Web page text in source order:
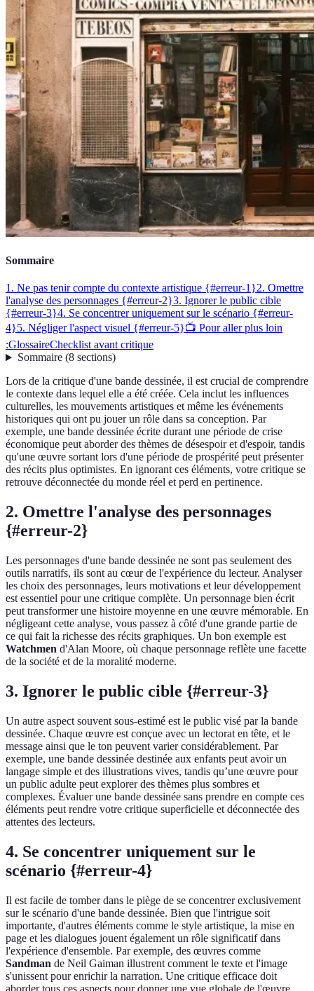
Sommaire
1. Ne pas tenir compte du contexte artistique {#erreur-1}2. Omettre
l'analyse des personnages {#erreur-2}3. Ignorer le public cible
{#erreur-3}4. Se concentrer uniquement sur le scénario {#erreur-
4}5. Négliger l'aspect visuel {#erreur-5}📺 Pour aller plus loin
:GlossaireChecklist avant critique
Sommaire(8 sections)
Lors de la critique d'une bande dessinée, il est crucial de comprendre
le contexte dans lequel elle a été créée. Cela inclut les influences
culturelles, les mouvements artistiques et même les événements
historiques qui ont pu jouer un rôle dans sa conception. Par
exemple, une bande dessinée écrite durant une période de crise
économique peut aborder des thèmes de désespoir et d'espoir, tandis
qu'une œuvre sortant lors d'une période de prospérité peut présenter
des récits plus optimistes. En ignorant ces éléments, votre critique se
retrouve déconnectée du monde réel et perd en pertinence.
2. Omettre l'analyse des personnages
{#erreur-2}
Les personnages d'une bande dessinée ne sont pas seulement des
outils narratifs, ils sont au cœur de l'expérience du lecteur. Analyser
les choix des personnages, leurs motivations et leur développement
est essentiel pour une critique complète. Un personnage bien écrit
peut transformer une histoire moyenne en une œuvre mémorable. En
négligeant cette analyse, vous passez à côté d'une grande partie de
ce qui fait la richesse des récits graphiques. Un bon exemple est
Watchmen d'Alan Moore, où chaque personnage reflète une facette
de la société et de la moralité moderne.
3. Ignorer le public cible {#erreur-3}
Un autre aspect souvent sous-estimé est le public visé par la bande
dessinée. Chaque œuvre est conçue avec un lectorat en tête, et le
message ainsi que le ton peuvent varier considérablement. Par
exemple, une bande dessinée destinée aux enfants peut avoir un
langage simple et des illustrations vives, tandis qu’une œuvre pour
un public adulte peut explorer des thèmes plus sombres et
complexes. Évaluer une bande dessinée sans prendre en compte ces
éléments peut rendre votre critique superficielle et déconnectée des
attentes des lecteurs.
4. Se concentrer uniquement sur le
scénario {#erreur-4}
Il est facile de tomber dans le piège de se concentrer exclusivement
sur le scénario d'une bande dessinée. Bien que l'intrigue soit
importante, d'autres éléments comme le style artistique, la mise en
page et les dialogues jouent également un rôle significatif dans
l'expérience d'ensemble. Par exemple, des œuvres comme
Sandman de Neil Gaiman illustrent comment le texte et l'image
s'unissent pour enrichir la narration. Une critique efficace doit
aborder tous ces aspects pour donner une vue globale de l'œuvre.